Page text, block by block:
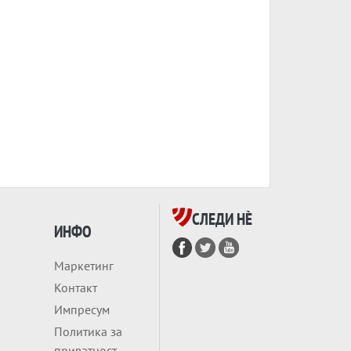
ИНФО
Маркетинг
Контакт
Импресум
Политика за
СЛЕДИ НÈ